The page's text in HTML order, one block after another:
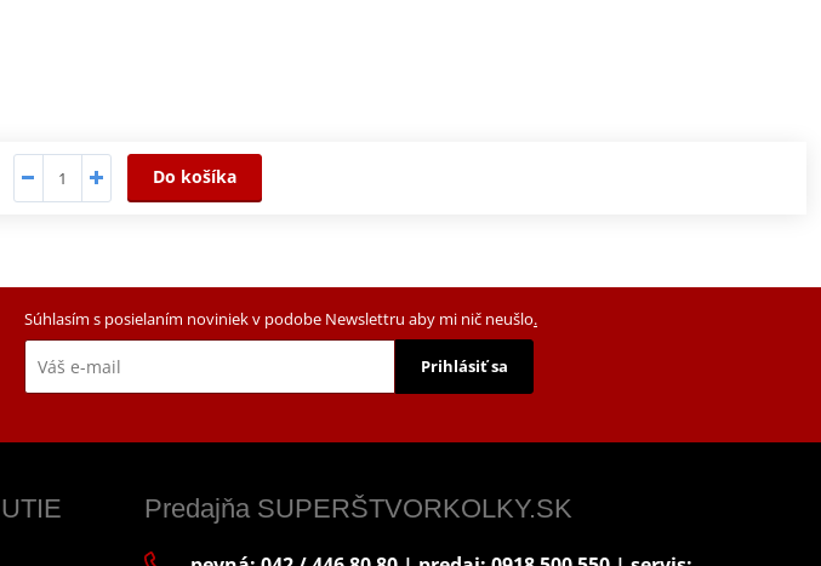
Do košíka
Súhlasím s posielaním noviniek v podobe Newslettru aby mi nič neušlo.
Prihlásiť sa
Predajňa SUPERŠTVORKOLKY.SK